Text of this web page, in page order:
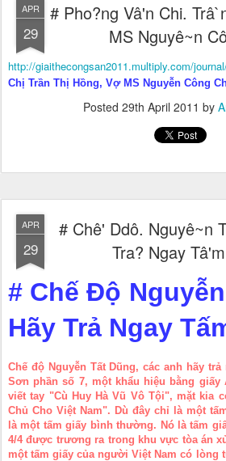
APR
29
# Pho?ng Vâ'n Chi.
MS Nguyê~n
http://giaithecongsan2011.multiply.com/
Chị Trần Thị Hồng, Vợ MS Nguyễn Công
Posted 29th April 2011 by
APR
29
# Chê' Ddô. Nguyê~n
Tra? Ngay
# Chế Độ
Hãy Trả Ngay
Chế độ Nguyễn Tất Dũng, các anh hãy
Sơn phần số 7, một khẩu hiệu bằng
viết tay "Cù Huy Hà Vũ Vô Tội", mặt kia
Chủ Cho Việt Nam". Dù đây chỉ là một
là một tấm giấy bình thường. Nó là tấm
4/4 được trương ra trong khu vực tòa án
một tấm giấy của người Việt Nam có lòng